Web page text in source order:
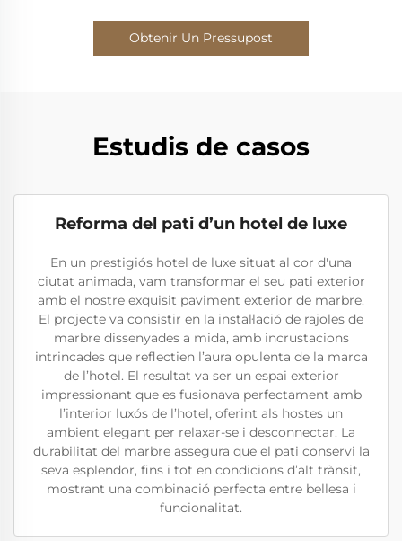
Obtenir Un Pressupost
Estudis de casos
Reforma del pati d’un hotel de luxe
En un prestigiós hotel de luxe situat al cor d'una
ciutat animada, vam transformar el seu pati exterior
amb el nostre exquisit paviment exterior de marbre.
El projecte va consistir en la instal·lació de rajoles de
marbre dissenyades a mida, amb incrustacions
intrincades que reflectien l’aura opulenta de la marca
de l’hotel. El resultat va ser un espai exterior
impressionant que es fusionava perfectament amb
l’interior luxós de l’hotel, oferint als hostes un
ambient elegant per relaxar-se i desconnectar. La
durabilitat del marbre assegura que el pati conservi la
seva esplendor, fins i tot en condicions d’alt trànsit,
mostrant una combinació perfecta entre bellesa i
funcionalitat.